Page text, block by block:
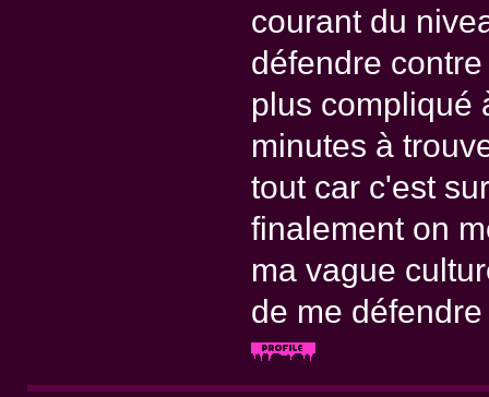
courant du
défendre
plus compliqué
minutes à
tout car c'est
finalement on
ma vague
de me